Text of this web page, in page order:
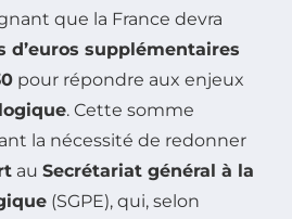
que la France devra
d’euros supplémentaires
pour répondre aux enjeux
. Cette somme
la nécessité de redonner
au Secrétariat général à la
(SGPE), qui, selon